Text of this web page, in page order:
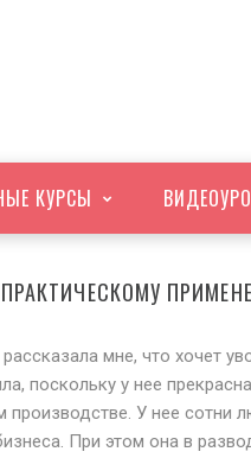
КУРСЫ ВИДЕО
ПРАКТИЧЕСКОМУ
мне, что хочет
поскольку у нее
У нее сотни
При этом она в